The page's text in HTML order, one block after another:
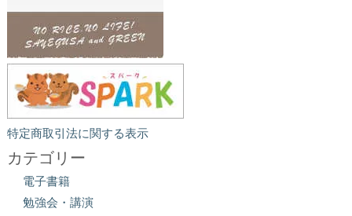
特定商取引法に関する表示
カテゴリー
電子書籍
勉強会・講演